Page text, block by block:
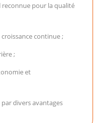
reconnue pour la qualité
continue ;
;
et
divers avantages